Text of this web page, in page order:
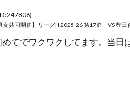
てでワクワクしてます。当日